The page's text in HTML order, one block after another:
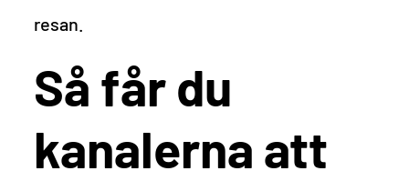
resan.
Så får du
kanalerna att